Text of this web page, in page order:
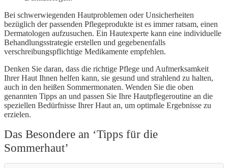
Bei schwerwiegenden Hautproblemen oder Unsicherheiten
bezüglich der passenden Pflegeprodukte ist es immer ratsam, einen
Dermatologen aufzusuchen. Ein Hautexperte kann eine individuelle
Behandlungsstrategie erstellen und gegebenenfalls
verschreibungspflichtige Medikamente empfehlen.
Denken Sie daran, dass die richtige Pflege und Aufmerksamkeit
Ihrer Haut Ihnen helfen kann, sie gesund und strahlend zu halten,
auch in den heißen Sommermonaten. Wenden Sie die oben
genannten Tipps an und passen Sie Ihre Hautpflegeroutine an die
speziellen Bedürfnisse Ihrer Haut an, um optimale Ergebnisse zu
erzielen.
Das Besondere an ‘Tipps für die
Sommerhaut’